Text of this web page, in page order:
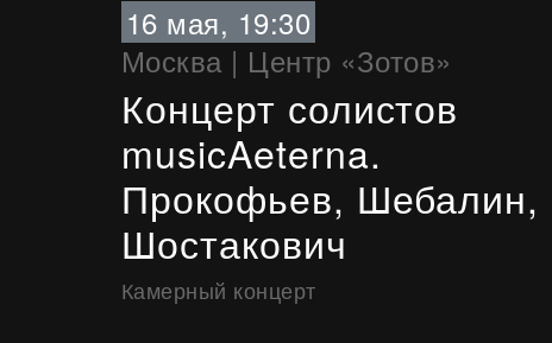
16 мая, 19:30
Москва| Центр «Зотов»
Концерт солистов
musicAeterna.
Прокофьев, Шебалин,
Шостакович
Камерный концерт